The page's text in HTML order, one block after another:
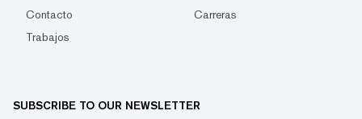
Contacto
Carreras
Trabajos
SUBSCRIBE TO OUR NEWSLETTER